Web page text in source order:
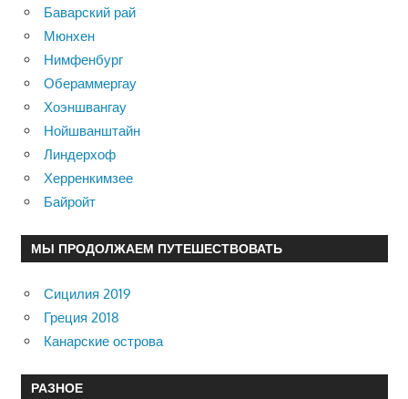
Баварский рай
Мюнхен
Нимфенбург
Обераммергау
Хоэншвангау
Нойшванштайн
Линдерхоф
Херренкимзее
Байройт
МЫ ПРОДОЛЖАЕМ ПУТЕШЕСТВОВАТЬ
Сицилия 2019
Греция 2018
Канарские острова
РАЗНОЕ